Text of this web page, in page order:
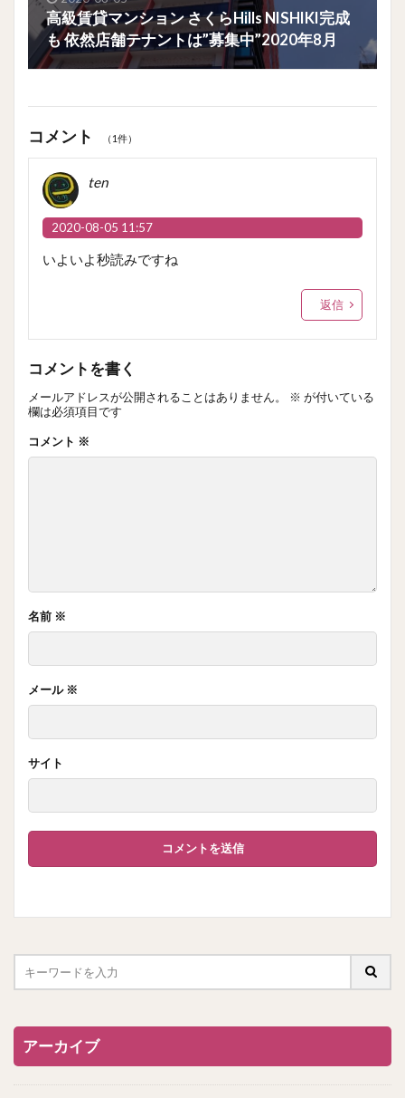
高級賃貸マンション さくらHills NISHIKI完成
も 依然店舗テナントは”募集中”2020年8月
コメント （1件）
ten
2020-08-05 11:57
いよいよ秒読みですね
返信
コメントを書く
メールアドレスが公開されることはありません。 ※ が付いている
欄は必須項目です
コメント ※
名前 ※
メール ※
サイト
アーカイブ